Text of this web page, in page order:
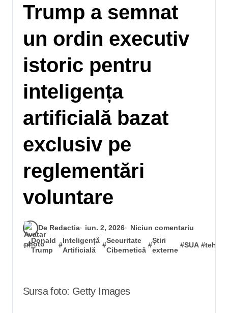
Trump a semnat
un ordin executiv
istoric pentru
inteligența
artificială bazat
exclusiv pe
reglementări
voluntare
De Redactia iun. 2, 2026 Niciun comentariu
#
Donald
Trump
#
Inteligență
Artificială
#
Securitate
Cibernetică
#
Știri
externe
#SUA #
Sursa foto: Getty Images